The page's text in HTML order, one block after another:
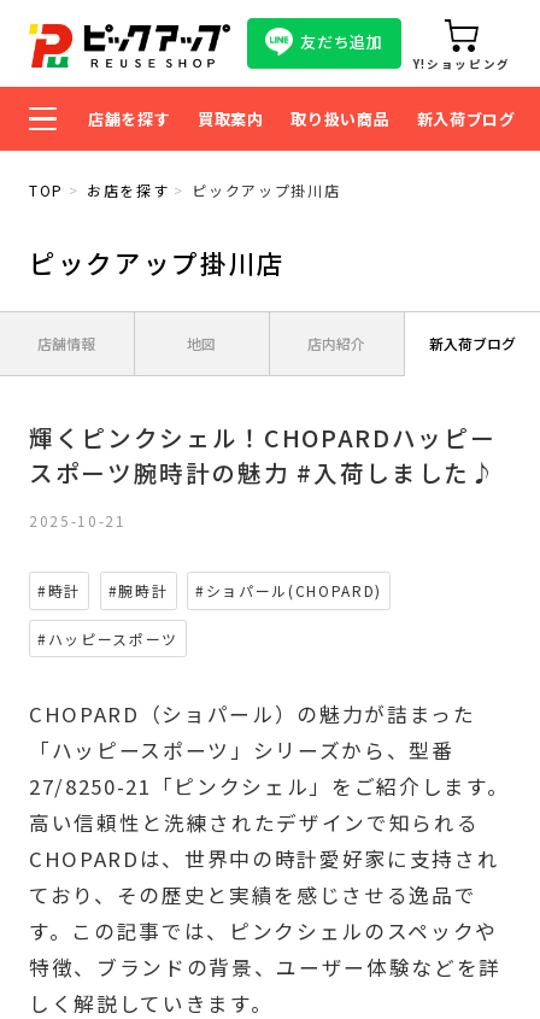
友だち追加
Y!ショッピング
店舗を探す 買取案内 取り扱い商品 新入荷ブログ
TOP お店を探す ピックアップ掛川店
ピックアップ掛川店
店舗情報 地図 店内紹介 新入荷ブログ
輝くピンクシェル！CHOPARDハッピー
スポーツ腕時計の魅力 #入荷しました♪
2025-10-21
#時計 #腕時計 #ショパール(CHOPARD)
#ハッピースポーツ
CHOPARD（ショパール）の魅力が詰まった
「ハッピースポーツ」シリーズから、型番
27/8250-21「ピンクシェル」をご紹介します。
高い信頼性と洗練されたデザインで知られる
CHOPARDは、世界中の時計愛好家に支持され
ており、その歴史と実績を感じさせる逸品で
す。この記事では、ピンクシェルのスペックや
特徴、ブランドの背景、ユーザー体験などを詳
しく解説していきます。